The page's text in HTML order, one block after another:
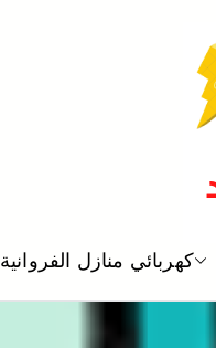
كهربائي منازل الفروانية